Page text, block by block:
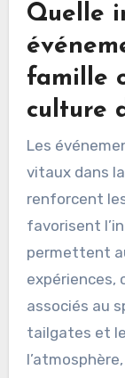
Quelle
famille
culture
Les
vitaux dans
renforcent
favorisent
permettent
expériences,
associés au
tailgates et